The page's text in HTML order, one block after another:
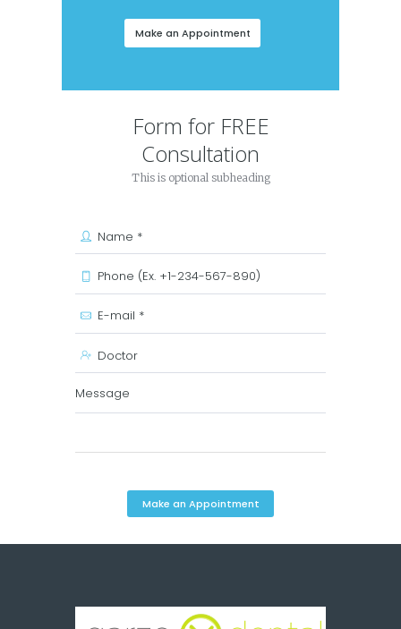
Make an Appointment
Form for FREE
Consultation
This is optional subheading
Make an Appointment